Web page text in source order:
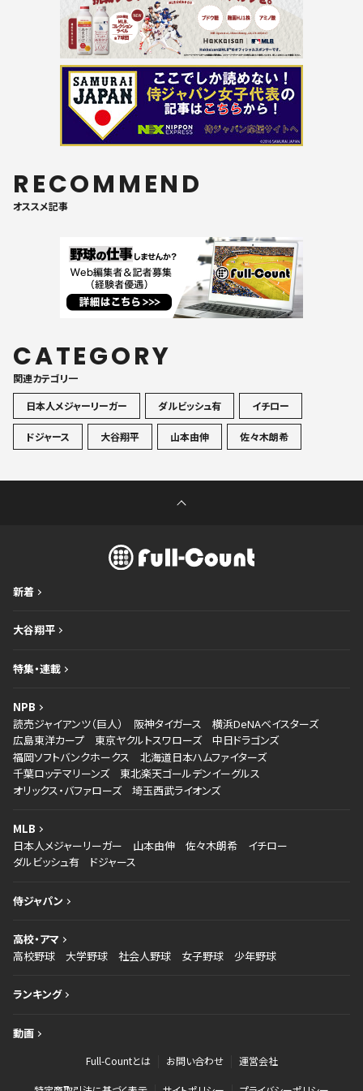
RECOMMEND
オススメ記事
CATEGORY
関連カテゴリ一
日本人メジャーリーガー
ダルビッシュ有 イチロー
ドジャース 大谷翔平 山本由伸 佐々木朗希
新着
大谷翔平
特集・連載
NPB
読売ジャイアンツ（巨人）
阪神タイガース
横浜DeNAベイスターズ
広島東洋カープ
東京ヤクルトスワローズ
中日ドラゴンズ
福岡ソフトバンクホークス
北海道日本ハムファイターズ
千葉ロッテマリーンズ
東北楽天ゴールデンイーグルス
オリックス・バファローズ
埼玉西武ライオンズ
MLB
日本人メジャーリーガー
山本由伸 佐々木朗希
イチロー
ダルビッシュ有
ドジャース
侍ジャパン
高校・アマ
高校野球
大学野球 社会人野球 女子野球 少年野球
ランキング
動画
Full-Countとは お問い合わせ 運営会社